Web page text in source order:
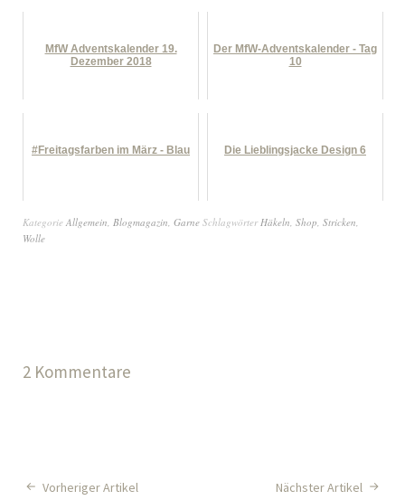
MfW Adventskalender 19.
Dezember 2018
Der MfW-Adventskalender - Tag
10
#Freitagsfarben im März - Blau Die Lieblingsjacke Design 6
Kategorie Allgemein, Blogmagazin, Garne SchlagwörterHäkeln, Shop, Stricken,
Wolle
2 Kommentare
Vorheriger Artikel Nächster Artikel